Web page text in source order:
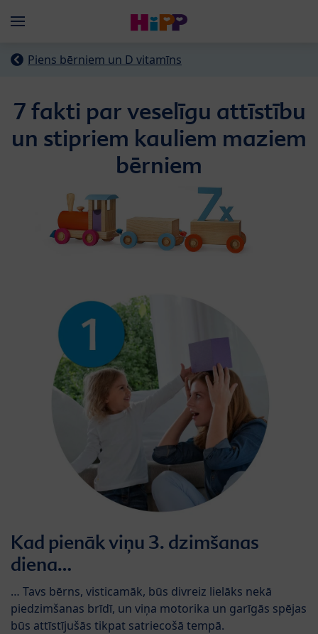
Menü
Piens bērniem un D vitamīns
7 fakti par veselīgu attīstību
un stipriem kauliem maziem
bērniem
Kad pienāk viņu 3. dzimšanas
diena…
… Tavs bērns, visticamāk, būs divreiz lielāks nekā
piedzimšanas brīdī, un viņa motorika un garīgās spējas
būs attīstījušās tikpat satriecošā tempā.